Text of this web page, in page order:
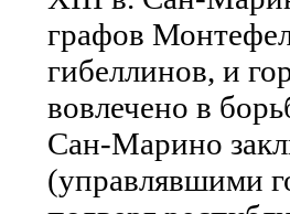
графов
гибеллинов, и
вовлечено в
Сан-Марино
(управлявшими